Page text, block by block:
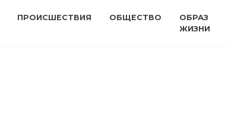
ПРОИСШЕСТВИЯ ОБЩЕСТВО
ОБРАЗ
ЖИЗНИ